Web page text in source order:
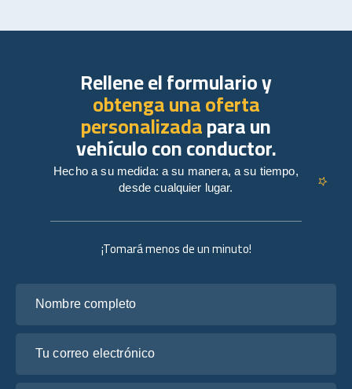
¡Tomará menos de un minuto!
Rellene el formulario y
obtenga una oferta
personalizadapara un
vehículo con conductor.
Hecho a su medida: a su manera, a su tiempo,
desde cualquier lugar.